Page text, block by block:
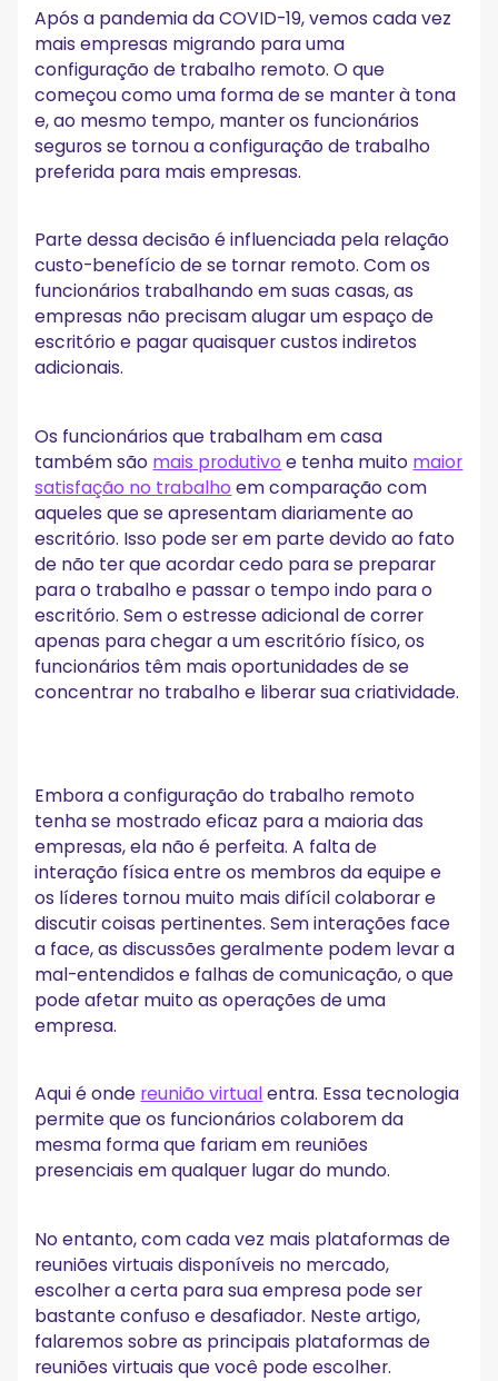
Reunião GoTo
Cisco Webex
Leve suas reuniões virtuais para o próximo nível
Após a pandemia da COVID-19, vemos cada vez
mais empresas migrando para uma
configuração de trabalho remoto. O que
começou como uma forma de se manter à tona
e, ao mesmo tempo, manter os funcionários
seguros se tornou a configuração de trabalho
preferida para mais empresas.
Parte dessa decisão é influenciada pela relação
custo-benefício de se tornar remoto. Com os
funcionários trabalhando em suas casas, as
empresas não precisam alugar um espaço de
escritório e pagar quaisquer custos indiretos
adicionais.
Os funcionários que trabalham em casa
também são mais produtivo e tenha muito maior
satisfação no trabalho em comparação com
aqueles que se apresentam diariamente ao
escritório. Isso pode ser em parte devido ao fato
de não ter que acordar cedo para se preparar
para o trabalho e passar o tempo indo para o
escritório. Sem o estresse adicional de correr
apenas para chegar a um escritório físico, os
funcionários têm mais oportunidades de se
concentrar no trabalho e liberar sua criatividade.
Embora a configuração do trabalho remoto
tenha se mostrado eficaz para a maioria das
empresas, ela não é perfeita. A falta de
interação física entre os membros da equipe e
os líderes tornou muito mais difícil colaborar e
discutir coisas pertinentes. Sem interações face
a face, as discussões geralmente podem levar a
mal-entendidos e falhas de comunicação, o que
pode afetar muito as operações de uma
empresa.
Aqui é onde reunião virtualentra. Essa tecnologia
permite que os funcionários colaborem da
mesma forma que fariam em reuniões
presenciais em qualquer lugar do mundo.
No entanto, com cada vez mais plataformas de
reuniões virtuais disponíveis no mercado,
escolher a certa para sua empresa pode ser
bastante confuso e desafiador. Neste artigo,
falaremos sobre as principais plataformas de
reuniões virtuais que você pode escolher.